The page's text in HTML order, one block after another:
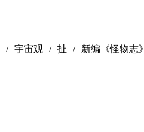
宇宙观 扯
新编《怪物志》